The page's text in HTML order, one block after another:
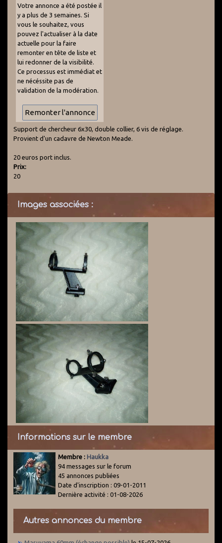
Votre annonce a été postée il
y a plus de 3 semaines. Si
vous le souhaitez, vous
pouvez l'actualiser à la date
actuelle pour la faire
remonter en tête de liste et
lui redonner de la visibilité.
Ce processus est immédiat et
ne nécéssite pas de
validation de la modération.
Support de chercheur 6x30, double collier, 6 vis de réglage.
Provient d'un cadavre de Newton Meade.
20 euros port inclus.
Prix:
20
Images associées :
Informations sur le membre
Membre : Haukka
94 messages sur le forum
45 annonces publiées
Date d'inscription : 09-01-2011
Dernière activité : 01-08-2026
Autres annonces du membre